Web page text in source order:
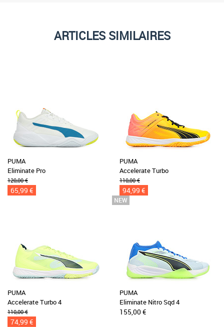
ARTICLES SIMILAIRES
PUMA
Eliminate Pro
120,00 €
65,99 €
PUMA
Accelerate Turbo
110,00 €
94,99 €
PUMA
Accelerate Turbo 4
110,00 €
74,99 €
PUMA
Eliminate Nitro Sqd 4
155,00 €